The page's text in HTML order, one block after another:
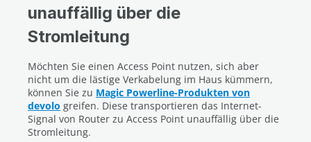
unauffällig über die
Stromleitung
Möchten Sie einen Access Point nutzen, sich aber
nicht um die lästige Verkabelung im Haus kümmern,
können Sie zu Magic Powerline-Produkten von
devolo greifen. Diese transportieren das Internet-
Signal von Router zu Access Point unauffällig über die
Stromleitung.